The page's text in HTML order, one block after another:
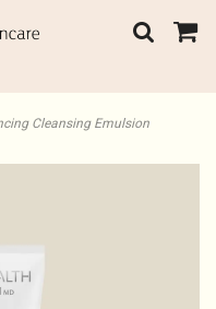
Cleansing Emulsion